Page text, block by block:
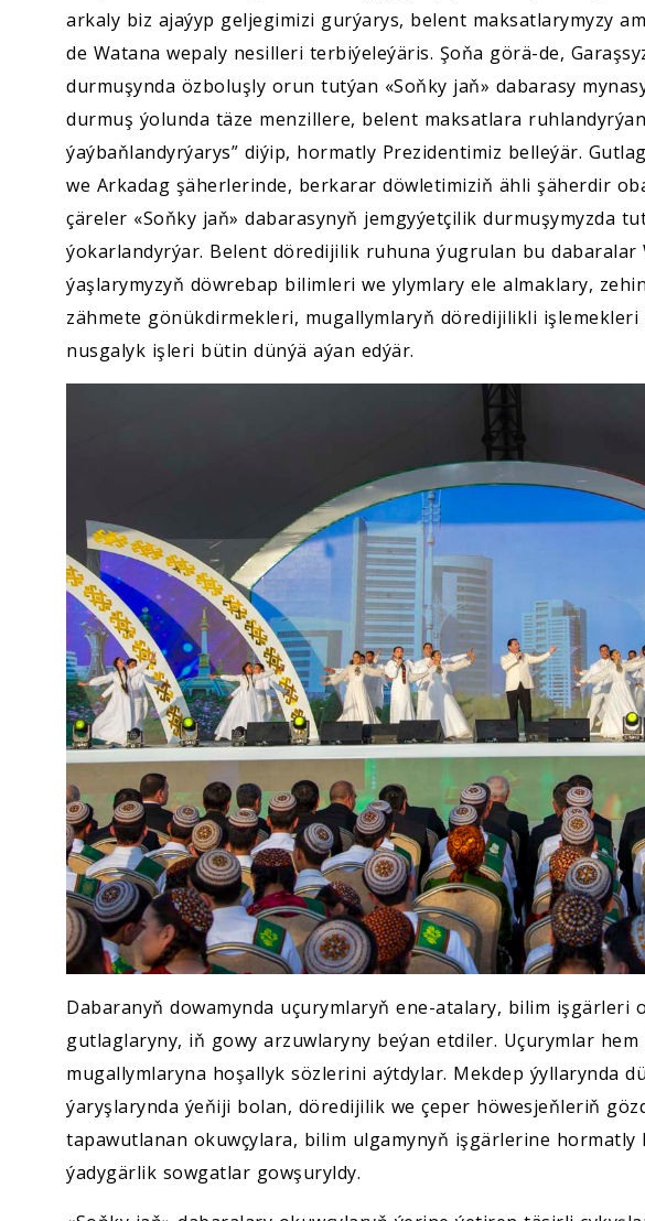
arkaly biz ajaýyp geljegimizi gurýarys, belent maksatlarymyzy
de Watana wepaly nesilleri terbiýeleýäris. Şoňa görä-de,
durmuşynda özboluşly orun tutýan «Soňky jaň» dabarasy
durmuş ýolunda täze menzillere, belent maksatlara
ýaýbaňlandyrýarys” diýip, hormatly Prezidentimiz belleýär.
we Arkadag şäherlerinde, berkarar döwletimiziň ähli şäherdir
çäreler «Soňky jaň» dabarasynyň jemgyýetçilik durmuşymyzda
ýokarlandyrýar. Belent döredijilik ruhuna ýugrulan bu dabaralar
ýaşlarymyzyň döwrebap bilimleri we ylymlary ele almaklary,
zähmete gönükdirmekleri, mugallymlaryň döredijilikli işlemekleri
nusgalyk işleri bütin dünýä aýan edýär.
Dabaranyň dowamynda uçurymlaryň ene-atalary, bilim işgärleri
gutlaglaryny, iň gowy arzuwlaryny beýan etdiler. Uçurymlar
mugallymlaryna hoşallyk sözlerini aýtdylar. Mekdep ýyllarynda
ýaryşlarynda ýeňiji bolan, döredijilik we çeper höwesjeňleriň
tapawutlanan okuwçylara, bilim ulgamynyň işgärlerine hormatly
ýadygärlik sowgatlar gowşuryldy.